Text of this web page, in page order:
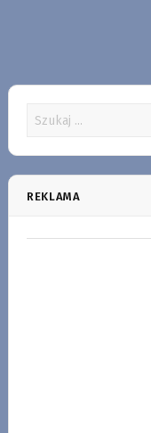
REKLAMA